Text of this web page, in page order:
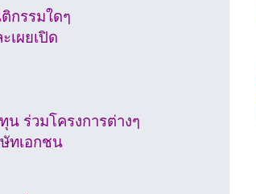
กรรมใดๆ
เผยเปิด
ร่วมโครงการต่างๆ
ทเอกชน